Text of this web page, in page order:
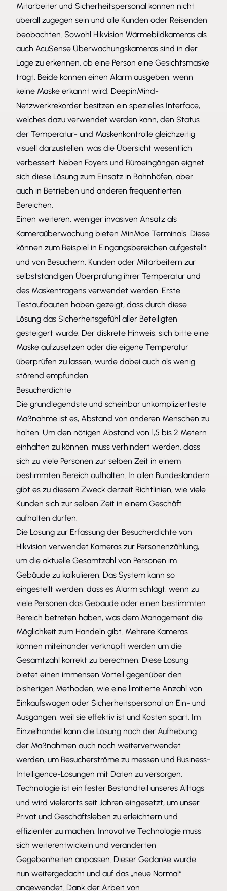
Mitarbeiter und Sicherheitspersonal können nicht
überall zugegen sein und alle Kunden oder Reisenden
beobachten. Sowohl Hikvision Wärmebildkameras als
auch AcuSense Überwachungskameras sind in der
Lage zu erkennen, ob eine Person eine Gesichtsmaske
trägt. Beide können einen Alarm ausgeben, wenn
keine Maske erkannt wird. DeepinMind-
Netzwerkrekorder besitzen ein spezielles Interface,
welches dazu verwendet werden kann, den Status
der Temperatur- und Maskenkontrolle gleichzeitig
visuell darzustellen, was die Übersicht wesentlich
verbessert. Neben Foyers und Büroeingängen eignet
sich diese Lösung zum Einsatz in Bahnhöfen, aber
auch in Betrieben und anderen frequentierten
Bereichen.
Einen weiteren, weniger invasiven Ansatz als
Kameraüberwachung bieten MinMoe Terminals. Diese
können zum Beispiel in Eingangsbereichen aufgestellt
und von Besuchern, Kunden oder Mitarbeitern zur
selbstständigen Überprüfung ihrer Temperatur und
des Maskentragens verwendet werden. Erste
Testaufbauten haben gezeigt, dass durch diese
Lösung das Sicherheitsgefühl aller Beteiligten
gesteigert wurde. Der diskrete Hinweis, sich bitte eine
Maske aufzusetzen oder die eigene Temperatur
überprüfen zu lassen, wurde dabei auch als wenig
störend empfunden.
Besucherdichte
Die grundlegendste und scheinbar unkomplizierteste
Maßnahme ist es, Abstand von anderen Menschen zu
halten. Um den nötigen Abstand von 1,5 bis 2 Metern
einhalten zu können, muss verhindert werden, dass
sich zu viele Personen zur selben Zeit in einem
bestimmten Bereich aufhalten. In allen Bundesländern
gibt es zu diesem Zweck derzeit Richtlinien, wie viele
Kunden sich zur selben Zeit in einem Geschäft
aufhalten dürfen.
Die Lösung zur Erfassung der Besucherdichte von
Hikvision verwendet Kameras zur Personenzählung,
um die aktuelle Gesamtzahl von Personen im
Gebäude zu kalkulieren. Das System kann so
eingestellt werden, dass es Alarm schlägt, wenn zu
viele Personen das Gebäude oder einen bestimmten
Bereich betreten haben, was dem Management die
Möglichkeit zum Handeln gibt. Mehrere Kameras
können miteinander verknüpft werden um die
Gesamtzahl korrekt zu berechnen. Diese Lösung
bietet einen immensen Vorteil gegenüber den
bisherigen Methoden, wie eine limitierte Anzahl von
Einkaufswagen oder Sicherheitspersonal an Ein- und
Ausgängen, weil sie effektiv ist und Kosten spart. Im
Einzelhandel kann die Lösung nach der Aufhebung
der Maßnahmen auch noch weiterverwendet
werden, um Besucherströme zu messen und Business-
Intelligence-Lösungen mit Daten zu versorgen.
Technologie ist ein fester Bestandteil unseres Alltags
und wird vielerorts seit Jahren eingesetzt, um unser
Privat und Geschäftsleben zu erleichtern und
effizienter zu machen. Innovative Technologie muss
sich weiterentwickeln und veränderten
Gegebenheiten anpassen. Dieser Gedanke wurde
nun weitergedacht und auf das „neue Normal“
angewendet. Dank der Arbeit von